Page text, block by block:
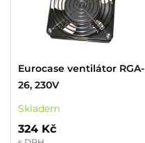
Eurocase ventilátor RGA-
26, 230V
Skladem
324 Kč